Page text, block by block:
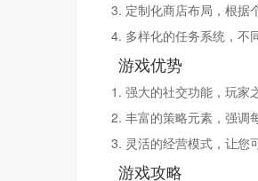
3. 定制化商店布局，根据个
4. 多样化的任务系统，不同
游戏优势
1. 强大的社交功能，玩家之
2. 丰富的策略元素，强调每
3. 灵活的经营模式，让您可
游戏攻略